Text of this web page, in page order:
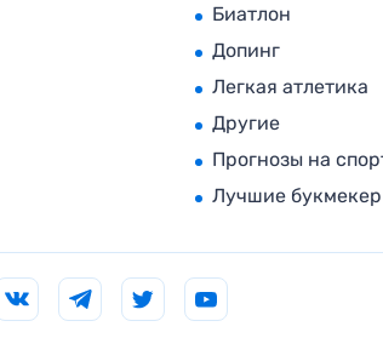
Биатлон
Допинг
Легкая атлетика
Другие
Прогнозы на
Лучшие